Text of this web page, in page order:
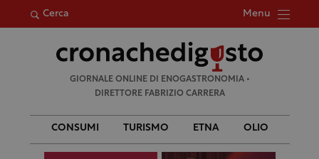
Cerca Menu
per:
GIORNALE ONLINE DI ENOGASTRONOMIA •
DIRETTORE FABRIZIO CARRERA
CONSUMI TURISMO ETNA OLIO